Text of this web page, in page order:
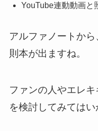
YouTube連動動画と
アルファノートか
則本が出ますね。
ファンの人やエレ
を検討してみてはい